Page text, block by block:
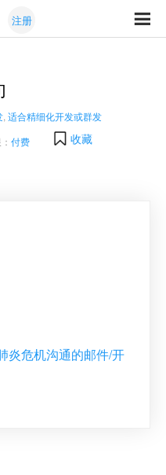
注册
适合精细化开发或群发
付费 收藏
炎危机沟通的邮件/开